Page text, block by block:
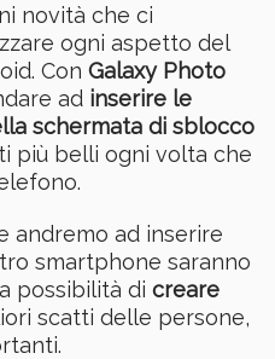
novità che ci
ogni aspetto del
Con Galaxy Photo
ad inserire le
schermata di sblocco
più belli ogni volta che
andremo ad inserire
smartphone saranno
possibilità di creare
scatti delle persone,